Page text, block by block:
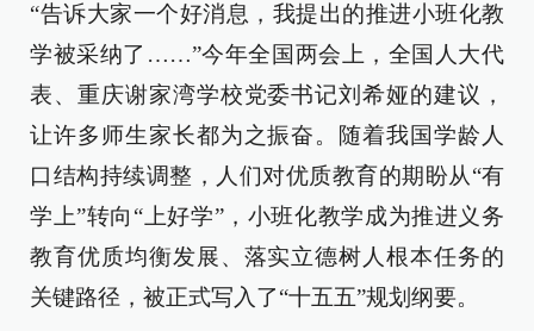
“告诉大家一个好消息，我提出的推进小班化教
学被采纳了……”今年全国两会上，全国人大代
表、重庆谢家湾学校党委书记刘希娅的建议，
让许多师生家长都为之振奋。随着我国学龄人
口结构持续调整，人们对优质教育的期盼从“有
学上”转向“上好学”，小班化教学成为推进义务
教育优质均衡发展、落实立德树人根本任务的
关键路径，被正式写入了“十五五”规划纲要。